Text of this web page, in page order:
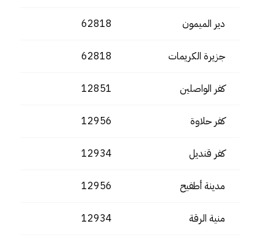
دير الميمون 62818
جزيرة الكريمات 62818
كفر الواصلين 12851
كفر حلاوة 12956
كفر قنديل 12934
مدينة أطفيح 12956
منية الرقة 12934